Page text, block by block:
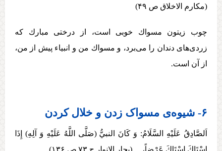
(مکارم الاخلاق ص ۴۹)
چوب زيتون مسواك خوبی است، از درختی مبارك كه
زردی‌‏های دندان را می‏‌برد، و مسواك من و انبياء پيش از من،
از آن است.
۶- شیوه‌ی مسواک زدن و خلال کردن
اَلصَّادِقُ عَلَيْهِ السَّلَامُ: وَ كَانَ النبيُّ (صَلَّی اللَّهُ عَلَيْهِ وَ آلِهِ) إِذَا
اسْتَاكَ اسْتَاكَ عَرْضاً،… (بحار الانوار ج ۷۳ ص ۱۳۶)